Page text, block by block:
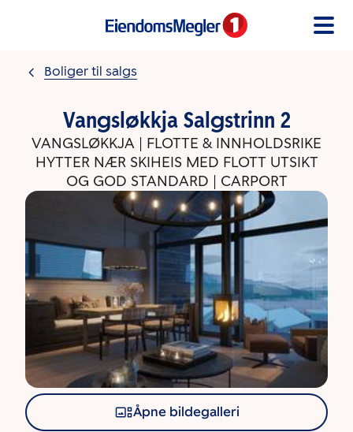
Boliger til salgs
Vangsløkkja Salgstrinn 2
VANGSLØKKJA | FLOTTE & INNHOLDSRIKE
HYTTER NÆR SKIHEIS MED FLOTT UTSIKT
OG GOD STANDARD | CARPORT
Åpne bildegalleri